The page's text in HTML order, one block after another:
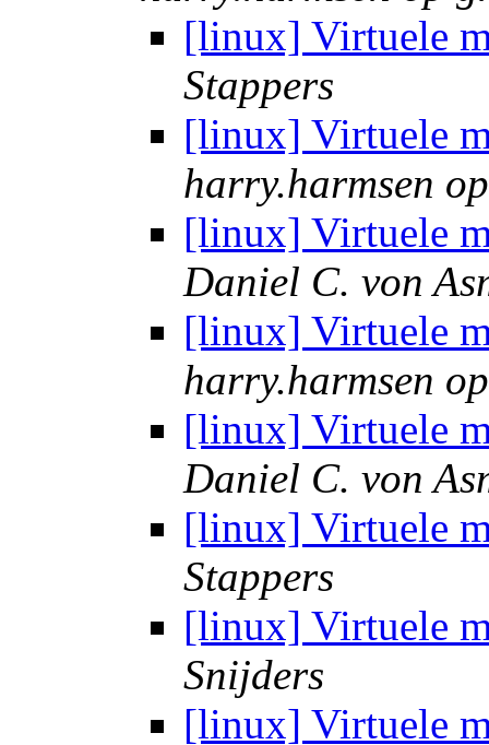
[linux] Virtuele
Stappers
[linux] Virtuele
harry.harmsen
[linux] Virtuele
Daniel C. von
[linux] Virtuele
harry.harmsen
[linux] Virtuele
Daniel C. von
[linux] Virtuele
Stappers
[linux] Virtuele
Snijders
[linux] Virtuele